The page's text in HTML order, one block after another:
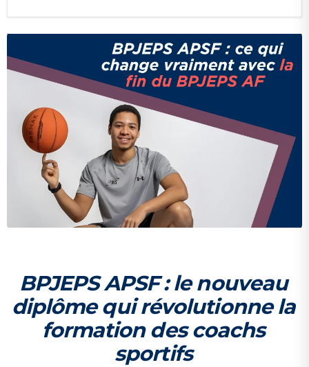
BPJEPS APSF : le nouveau
diplôme qui révolutionne la
formation des coachs
sportifs